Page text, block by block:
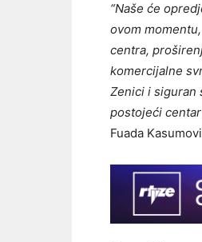
“Naše će
ovom
centra,
komercijalne
Zenici i siguran
postojeći
Fuada